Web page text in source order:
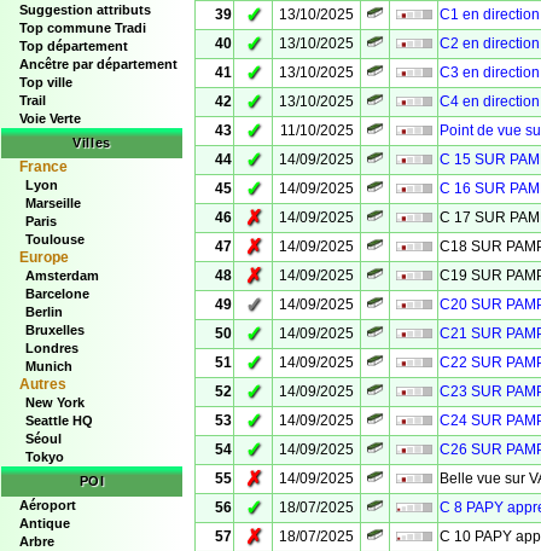
Suggestion attributs
Top commune Tradi
Top département
Ancêtre par département
Top ville
Trail
Voie Verte
Villes
France
Lyon
Marseille
Paris
Toulouse
Europe
Amsterdam
Barcelone
Berlin
Bruxelles
Londres
Munich
Autres
New York
Seattle HQ
Séoul
Tokyo
POI
Aéroport
Antique
Arbre
39
✓ 13/10/2025
C1 en
40
✓ 13/10/2025
C2 en
41
✓ 13/10/2025
C3 en
42
✓ 13/10/2025
C4 en
43
✓ 11/10/2025
Point de vue
44
✓ 14/09/2025
C 15 SUR
45
✓ 14/09/2025
C 16 SUR
46
✗ 14/09/2025
C 17 SUR
47
✗ 14/09/2025
C18 SUR
48
✗ 14/09/2025
C19 SUR
49
✓ 14/09/2025
C20 SUR
50
✓ 14/09/2025
C21 SUR
51
✓ 14/09/2025
C22 SUR
52
✓ 14/09/2025
C23 SUR
53
✓ 14/09/2025
C24 SUR
54
✓ 14/09/2025
C26 SUR
55
✗ 14/09/2025
Belle vue sur
56
✓ 18/07/2025
C 8 PAPY
57
✗ 18/07/2025
C 10 PAPY